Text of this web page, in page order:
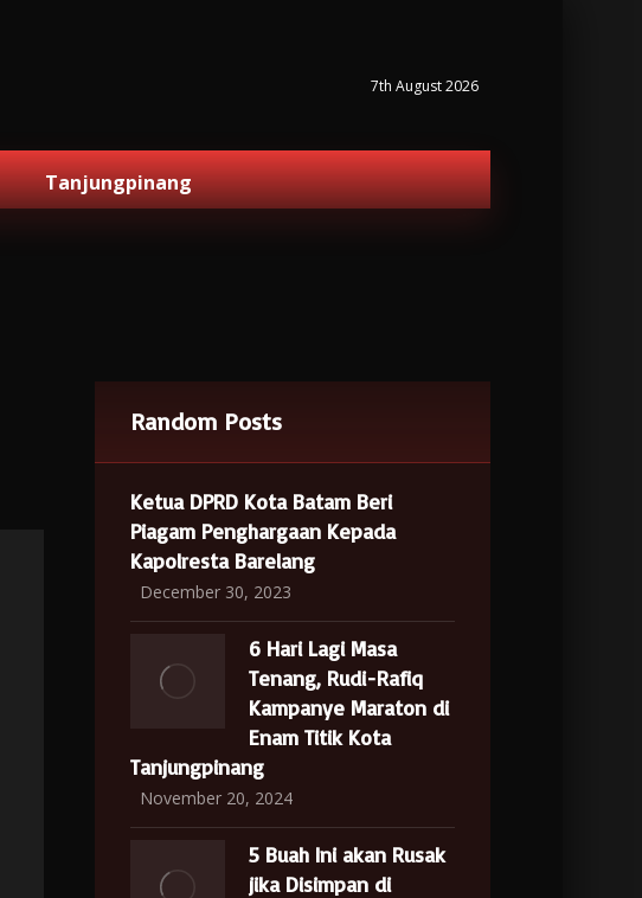
7th August 2026
Tanjungpinang
Random Posts
Ketua DPRD Kota Batam Beri
Piagam Penghargaan Kepada
Kapolresta Barelang
December 30, 2023
6 Hari Lagi Masa
Tenang, Rudi-Rafiq
Kampanye Maraton di
Enam Titik Kota
Tanjungpinang
November 20, 2024
5 Buah Ini akan Rusak
jika Disimpan di